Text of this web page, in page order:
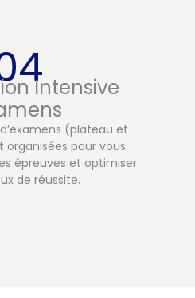
Intensive
(plateau et
pour vous
épreuves et optimiser
de réussite.